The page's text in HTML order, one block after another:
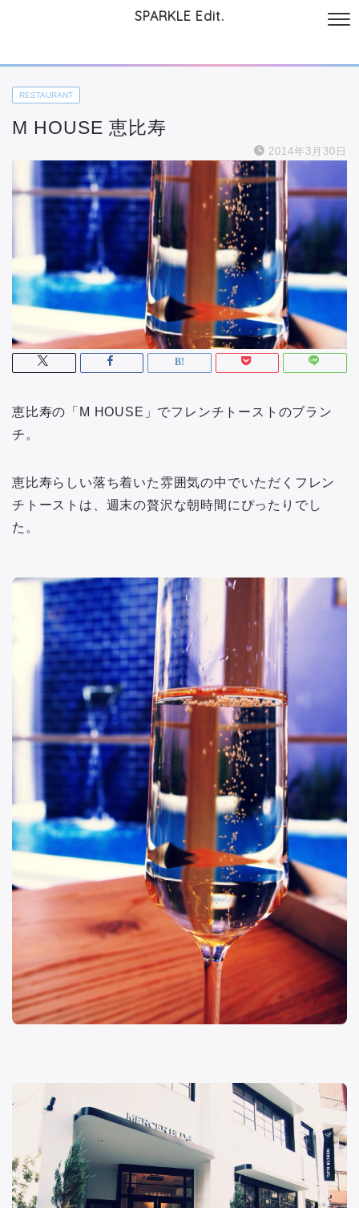
SPARKLE Edit.
RESTAURANT
M HOUSE 恵比寿
2014年3月30日
恵比寿の「M HOUSE」でフレンチトーストのブラン
チ。
恵比寿らしい落ち着いた雰囲気の中でいただくフレン
チトーストは、週末の贅沢な朝時間にぴったりでし
た。